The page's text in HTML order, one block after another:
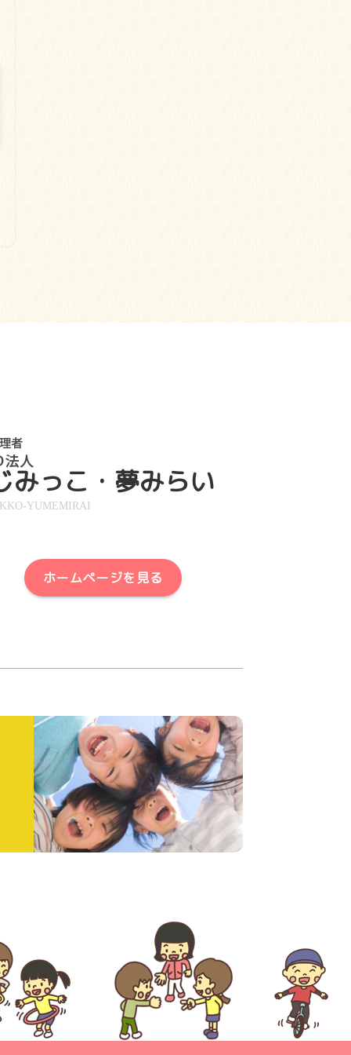
みっこ・夢みらい
YUMEMIRAI
ホームページを見る